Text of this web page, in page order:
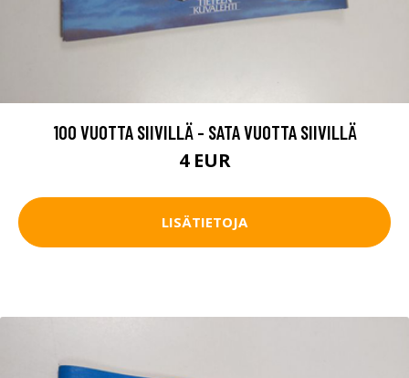
100 VUOTTA SIIVILLÄ - SATA VUOTTA SIIVILLÄ
4 EUR
LISÄTIETOJA